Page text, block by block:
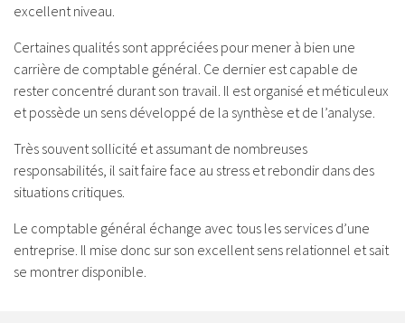
excellent niveau.
Certaines qualités sont appréciées pour mener à bien une
carrière de comptable général. Ce dernier est capable de
rester concentré durant son travail. Il est organisé et méticuleux
et possède un sens développé de la synthèse et de l’analyse.
Très souvent sollicité et assumant de nombreuses
responsabilités, il sait faire face au stress et rebondir dans des
situations critiques.
Le comptable général échange avec tous les services d’une
entreprise. Il mise donc sur son excellent sens relationnel et sait
se montrer disponible.